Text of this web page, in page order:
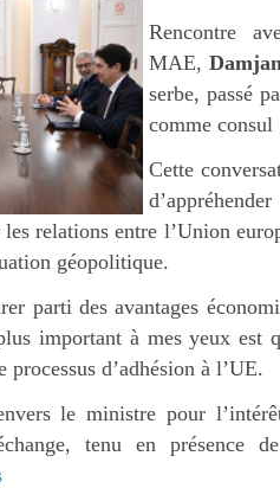
Rencontre
MAE,
serbe, passé
comme consul
Cette
relations entre l’Union
géopolitique.
parti des avantages
important à mes yeux est
processus d’adhésion à l’UE.
le ministre pour
tenu en présence